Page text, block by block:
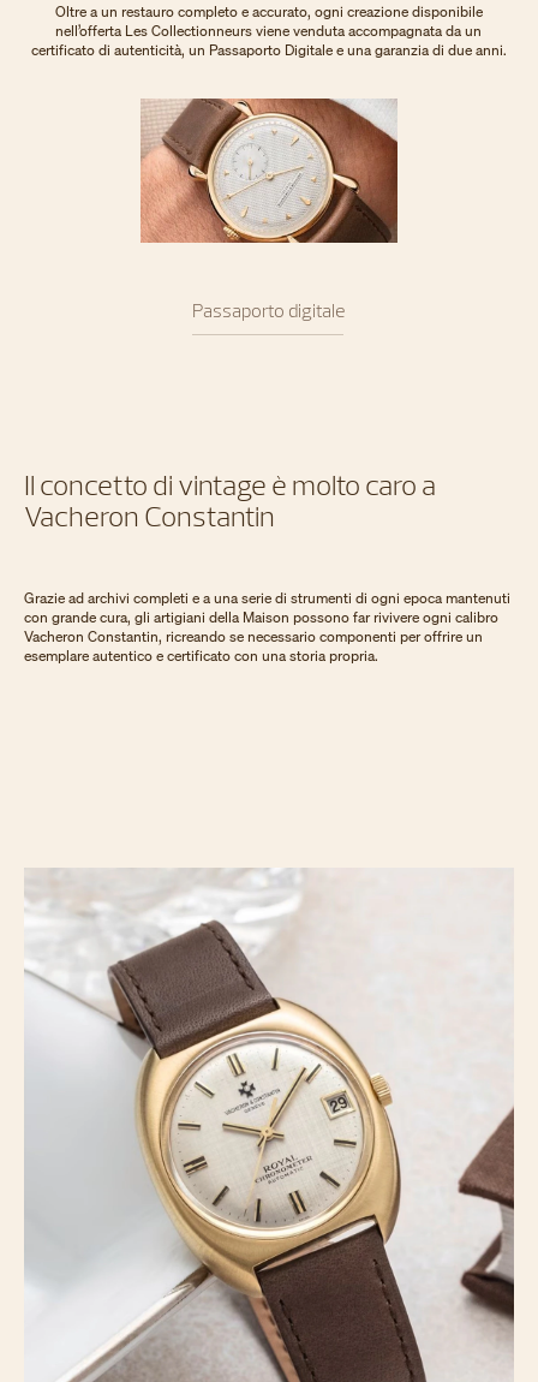
Oltre a un restauro completo e accurato, ogni creazione disponibile
nell’offerta Les Collectionneurs viene venduta accompagnata da un
certificato di autenticità, un Passaporto Digitale e una garanzia di due anni.
Passaporto digitale
Il concetto di vintage è molto caro a
Vacheron Constantin
Grazie ad archivi completi e a una serie di strumenti di ogni epoca mantenuti
con grande cura, gli artigiani della Maison possono far rivivere ogni calibro
Vacheron Constantin, ricreando se necessario componenti per offrire un
esemplare autentico e certificato con una storia propria.